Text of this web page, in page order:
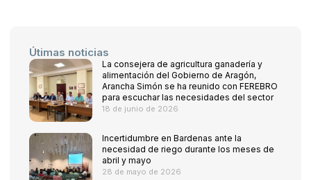
Útimas noticias
La consejera de agricultura ganadería y
alimentación del Gobierno de Aragón,
Arancha Simón se ha reunido con FEREBRO
para escuchar las necesidades del sector
18 de junio de 2026
Incertidumbre en Bardenas ante la
necesidad de riego durante los meses de
abril y mayo
28 de mayo de 2026